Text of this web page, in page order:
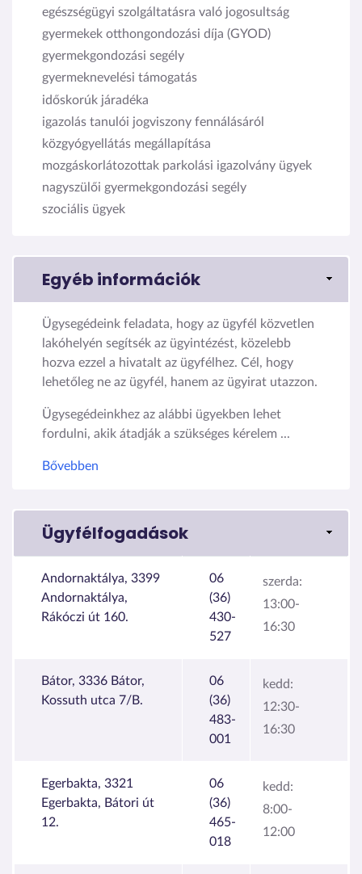
egészségügyi szolgáltatásra való jogosultság
gyermekek otthongondozási díja (GYOD)
gyermekgondozási segély
gyermeknevelési támogatás
időskorúk járadéka
igazolás tanulói jogviszony fennálásáról
közgyógyellátás megállapítása
mozgáskorlátozottak parkolási igazolvány ügyek
nagyszülői gyermekgondozási segély
szociális ügyek
Egyéb információk
Ügysegédeink feladata, hogy az ügyfél közvetlen
lakóhelyén segítsék az ügyintézést, közelebb
hozva ezzel a hivatalt az ügyfélhez. Cél, hogy
lehetőleg ne az ügyfél, hanem az ügyirat utazzon.
Ügysegédeinkhez az alábbi ügyekben lehet
fordulni, akik átadják a szükséges kérelem ...
Bővebben
Ügyfélfogadások
Andornaktálya, 3399
Andornaktálya,
Rákóczi út 160.
06
(36)
430-
527
szerda:
13:00-
16:30
Bátor, 3336 Bátor,
Kossuth utca 7/B.
06
(36)
483-
001
kedd:
12:30-
16:30
Egerbakta, 3321
Egerbakta, Bátori út
12.
06
(36)
465-
018
kedd:
8:00-
12:00